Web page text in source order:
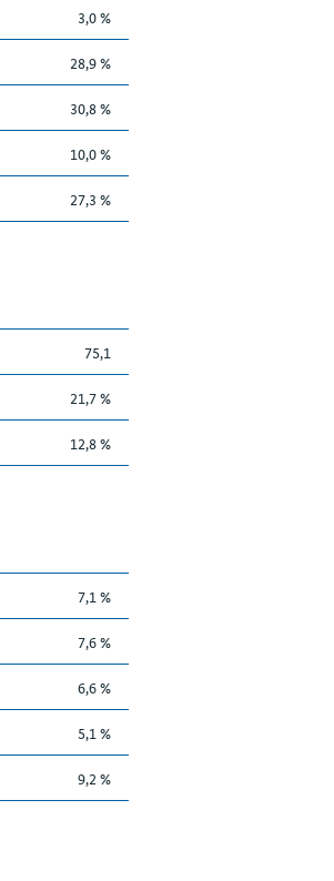
3,0 %
28,9 %
30,8 %
10,0 %
27,3 %
75,1
21,7 %
12,8 %
7,1 %
7,6 %
6,6 %
5,1 %
9,2 %